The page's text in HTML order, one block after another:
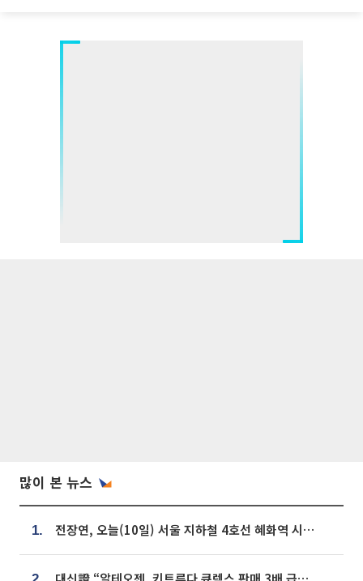
많이 본 뉴스
1. 전장연, 오늘(10일) 서울 지하철 4호선 혜화역 시위…1호선 용산역 무정차